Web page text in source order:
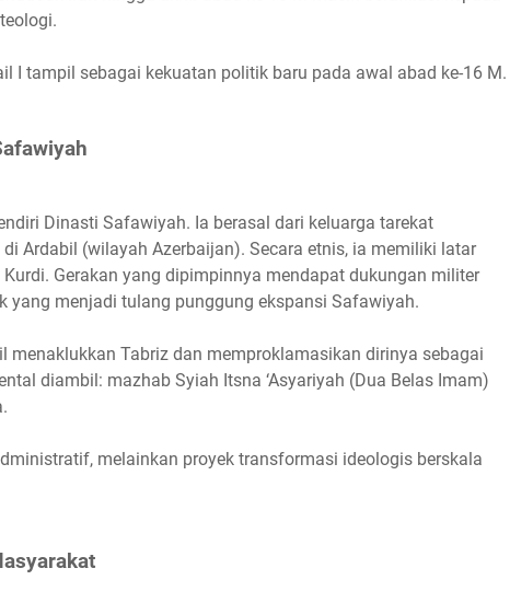
I tampil sebagai kekuatan politik baru pada awal abad ke-16 M.
Dinasti Safawiyah. Ia berasal dari keluarga tarekat
Ardabil (wilayah Azerbaijan). Secara etnis, ia memiliki latar
Gerakan yang dipimpinnya mendapat dukungan militer
menjadi tulang punggung ekspansi Safawiyah.
menaklukkan Tabriz dan memproklamasikan dirinya sebagai
diambil: mazhab Syiah Itsna ‘Asyariyah (Dua Belas Imam)
melainkan proyek transformasi ideologis berskala